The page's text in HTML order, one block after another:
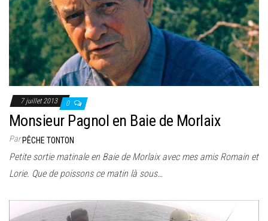
7 juillet 2013 0
Monsieur Pagnol en Baie de Morlaix
ParPÊCHE TONTON
Petite sortie matinale en Baie de Morlaix avec mes amis Romain et
Lorie. Que de poissons ce matin là sous…